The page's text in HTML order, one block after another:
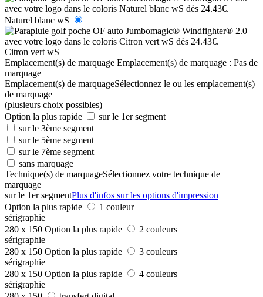
Naturel blanc wS
Citron vert wS
Emplacement(s) de marquage Emplacement(s) de marquage : Pas de
marquage
Emplacement(s) de marquageSélectionnez le ou les emplacement(s)
de marquage
(plusieurs choix possibles)
Option la plus rapide
sur le 1er segment
sur le 3ème segment
sur le 5ème segment
sur le 7ème segment
sans marquage
Technique(s) de marquageSélectionnez votre technique de
marquage
sur le 1er segmentPlus d'infos sur les options d'impression
Option la plus rapide
1 couleur
sérigraphie
280 x 150 Option la plus rapide
2 couleurs
sérigraphie
280 x 150 Option la plus rapide
3 couleurs
sérigraphie
280 x 150 Option la plus rapide
4 couleurs
sérigraphie